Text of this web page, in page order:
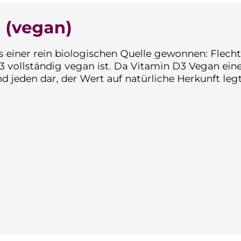
rein biologischen Quelle gewonnen:
vollständig vegan ist. Da Vitamin D3 Vegan
jeden dar, der Wert auf natürliche Herkunft